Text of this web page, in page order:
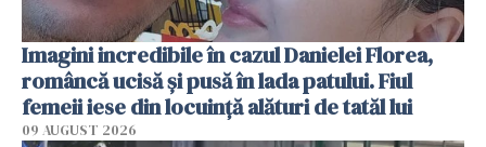
Imagini incredibile în cazul Danielei Florea,
româncă ucisă și pusă în lada patului. Fiul
femeii iese din locuință alături de tatăl lui
09 AUGUST 2026